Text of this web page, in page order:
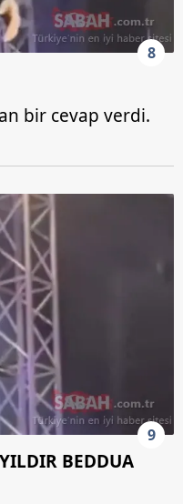
8
bir cevap verdi.
9
BEDDUA